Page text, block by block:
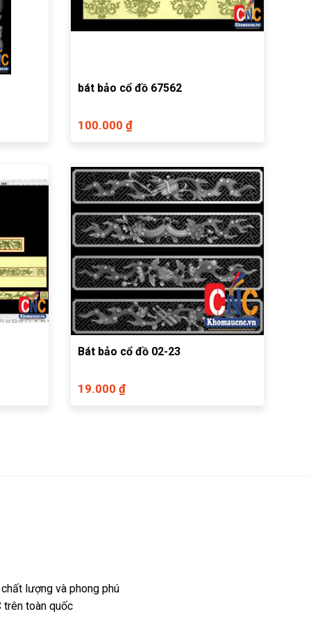
bát bảo cổ đồ 67562
100.000 ₫
Bát bảo cổ đồ 02-23
19.000 ₫
lượng và phong phú
trên toàn quốc